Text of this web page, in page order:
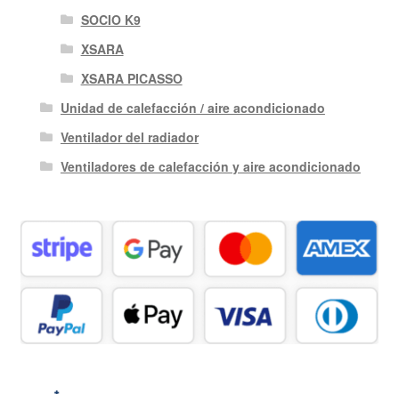
SOCIO K9
XSARA
XSARA PICASSO
Unidad de calefacción / aire acondicionado
Ventilador del radiador
Ventiladores de calefacción y aire acondicionado